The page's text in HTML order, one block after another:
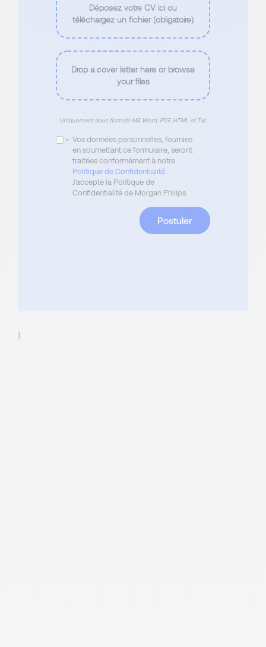
Déposez votre CV ici ou
téléchargez un fichier (obligatoire)
Drop a cover letter here or browse
your files
Uniquement sous formats MS Word, PDF, HTML et Txt.
* Vos données personnelles, fournies
en soumettant ce formulaire, seront
traitées conformément à notre
Politique de Confidentialité.
J'accepte la Politique de
Confidentialité de Morgan Philips.
Postuler
}